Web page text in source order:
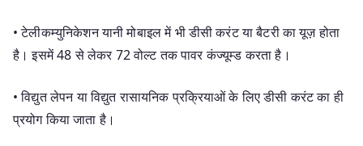
• टेलीकम्युनिकेशन यानी मोबाइल में भी डीसी करंट या बैटरी का यूज़ होता
है। इसमें 48 से लेकर 72 वोल्ट तक पावर कंज्यूम्ड करता है।
• विद्युत लेपन या विद्युत रासायनिक प्रक्रियाओं के लिए डीसी करंट का ही
प्रयोग किया जाता है।